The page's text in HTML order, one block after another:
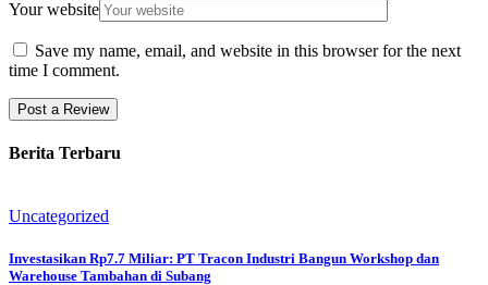
Your website
Save my name, email, and website in this browser for the next
time I comment.
Berita Terbaru
Uncategorized
Investasikan Rp7.7 Miliar: PT Tracon Industri Bangun Workshop dan
Warehouse Tambahan di Subang